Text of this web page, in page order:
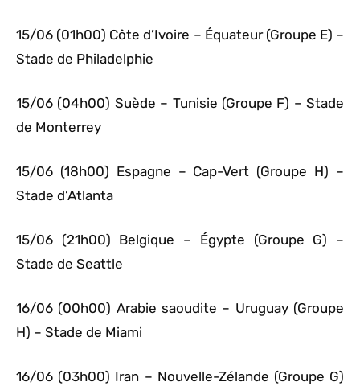
15/06 (01h00) Côte d’Ivoire – Équateur (Groupe E) –
Stade de Philadelphie
15/06 (04h00) Suède – Tunisie (Groupe F) – Stade
de Monterrey
15/06 (18h00) Espagne – Cap-Vert (Groupe H) –
Stade d’Atlanta
15/06 (21h00) Belgique – Égypte (Groupe G) –
Stade de Seattle
16/06 (00h00) Arabie saoudite – Uruguay (Groupe
H) – Stade de Miami
16/06 (03h00) Iran – Nouvelle-Zélande (Groupe G)